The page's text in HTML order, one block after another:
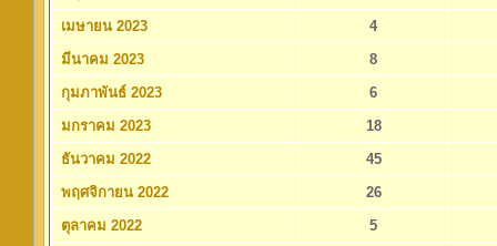
เมษายน 2023
4
มีนาคม 2023
8
กุมภาพันธ์ 2023
6
มกราคม 2023
18
ธันวาคม 2022
45
พฤศจิกายน 2022
26
ตุลาคม 2022
5